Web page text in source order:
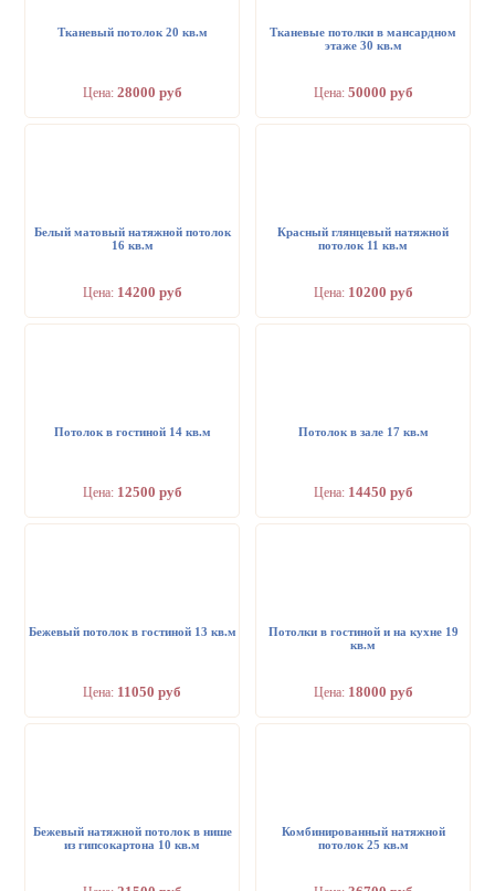
Тканевый потолок 20 кв.м
Цена: 28000 руб
Тканевые потолки в мансардном
этаже 30 кв.м
Цена: 50000 руб
Белый матовый натяжной потолок
16 кв.м
Цена: 14200 руб
Красный глянцевый натяжной
потолок 11 кв.м
Цена: 10200 руб
Потолок в гостиной 14 кв.м
Цена: 12500 руб
Потолок в зале 17 кв.м
Цена: 14450 руб
Бежевый потолок в гостиной 13 кв.м
Цена: 11050 руб
Потолки в гостиной и на кухне 19
кв.м
Цена: 18000 руб
Бежевый натяжной потолок в нише
из гипсокартона 10 кв.м
Комбинированный натяжной
потолок 25 кв.м